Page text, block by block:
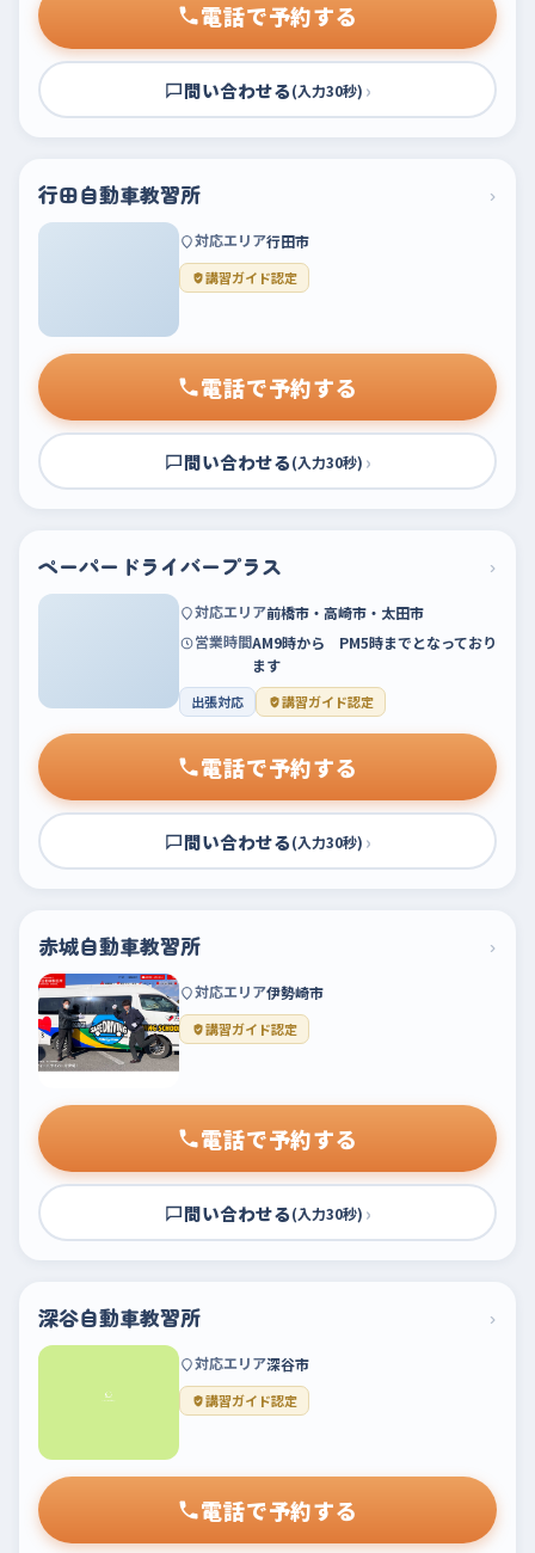
電話で予約する
問い合わせる(入力30秒) ›
行田自動車教習所 ›
対応エリア行田市
講習ガイド認定
電話で予約する
問い合わせる(入力30秒) ›
ペーパードライバープラス ›
対応エリア前橋市・高崎市・太田市
営業時間AM9時から PM5時までとなっており
ます
出張対応 講習ガイド認定
電話で予約する
問い合わせる(入力30秒) ›
赤城自動車教習所 ›
対応エリア伊勢崎市
講習ガイド認定
電話で予約する
問い合わせる(入力30秒) ›
深谷自動車教習所 ›
対応エリア深谷市
講習ガイド認定
電話で予約する